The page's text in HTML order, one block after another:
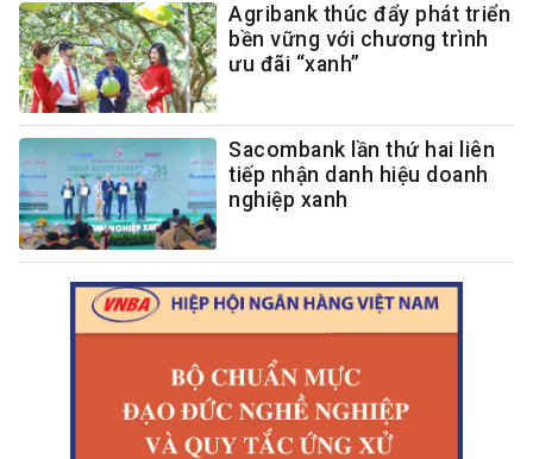
Agribank thúc đẩy phát triển
bền vững với chương trình
ưu đãi “xanh”
Sacombank lần thứ hai liên
tiếp nhận danh hiệu doanh
nghiệp xanh